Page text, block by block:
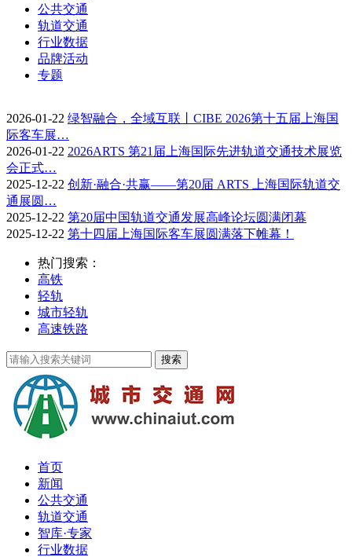
公共交通
轨道交通
行业数据
品牌活动
专题
2026-01-22 绿智融合，全域互联丨CIBE 2026第十五届上海国
际客车展…
2026-01-22 2026ARTS 第21届上海国际先进轨道交通技术展览
会正式…
2025-12-22 创新·融合·共赢——第20届 ARTS 上海国际轨道交
通展圆…
2025-12-22 第20届中国轨道交通发展高峰论坛圆满闭幕
2025-12-22 第十四届上海国际客车展圆满落下帷幕！
热门搜索：
高铁
轻轨
城市轻轨
高速铁路
首页
新闻
公共交通
轨道交通
智库·专家
行业数据